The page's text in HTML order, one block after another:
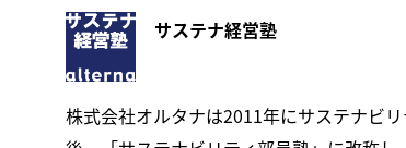
サステナ経営塾
株式会社オルタナは2011年にサステナビ